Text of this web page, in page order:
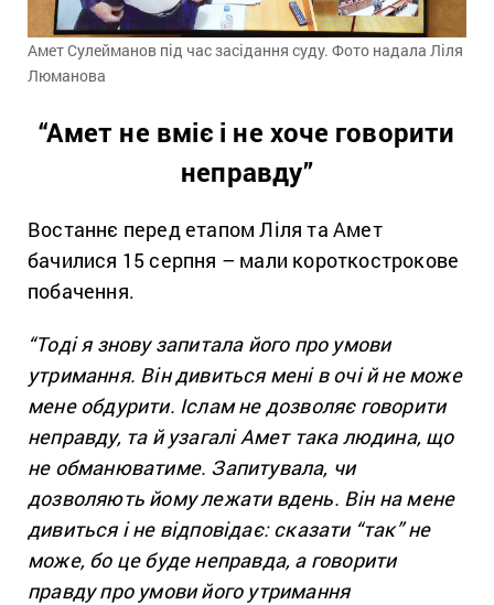
Амет Сулейманов під час засідання суду. Фото надала Ліля
Люманова
“Амет не вміє і не хоче говорити
неправду”
Востаннє перед етапом Ліля та Амет
бачилися 15 серпня – мали короткострокове
побачення.
“Тоді я знову запитала його про умови
утримання. Він дивиться мені в очі й не може
мене обдурити. Іслам не дозволяє говорити
неправду, та й узагалі Амет така людина, що
не обманюватиме. Запитувала, чи
дозволяють йому лежати вдень. Він на мене
дивиться і не відповідає: сказати “так” не
може, бо це буде неправда, а говорити
правду про умови його утримання